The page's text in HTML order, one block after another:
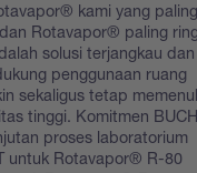
kami yang paling
Rotavapor® paling
solusi terjangkau dan
penggunaan ruang
sekaligus tetap
tinggi. Komitmen
proses laboratorium
untuk Rotavapor® R-80